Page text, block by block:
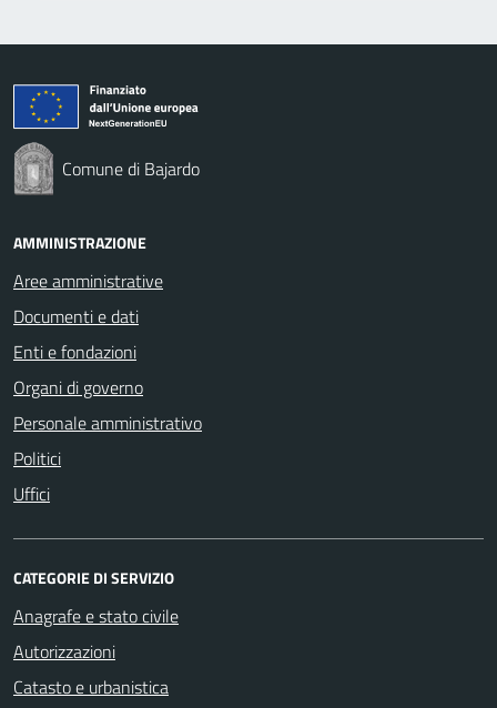
Comune di Bajardo
AMMINISTRAZIONE
Aree amministrative
Documenti e dati
Enti e fondazioni
Organi di governo
Personale amministrativo
Politici
Uffici
CATEGORIE DI SERVIZIO
Anagrafe e stato civile
Autorizzazioni
Catasto e urbanistica